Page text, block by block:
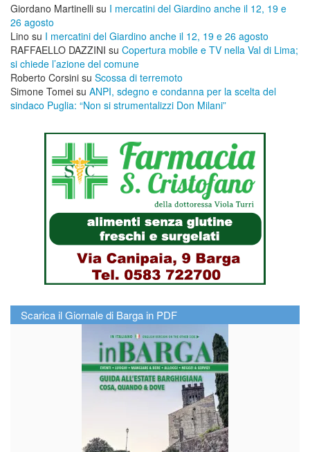
Giordano Martinelli su I mercatini del Giardino anche il 12, 19 e
26 agosto
Lino su I mercatini del Giardino anche il 12, 19 e 26 agosto
RAFFAELLO DAZZINI su ​Copertura mobile e TV nella Val di Lima;
si chiede l’azione del comune
Roberto Corsini su Scossa di terremoto
Simone Tomei su ANPI, sdegno e condanna per la scelta del
sindaco Puglia: “Non si strumentalizzi Don Milani”
Scarica il Giornale di Barga in PDF